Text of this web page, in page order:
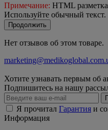
Примечание: HTML
Используйте обычный текст.
Продолжить
Нет отзывов об этом товаре.
Хотите узнавать первым об
Подпишитесь на нашу
Я прочитал Гарантия и
Информация